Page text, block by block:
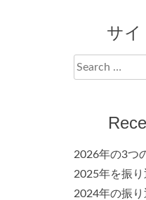
サイ
Search
for:
2026年の3つ
2025年を振り
2024年の振